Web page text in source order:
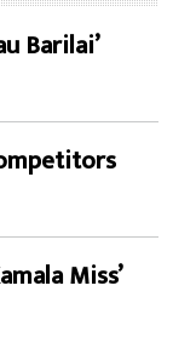
Barilai’
Miss’